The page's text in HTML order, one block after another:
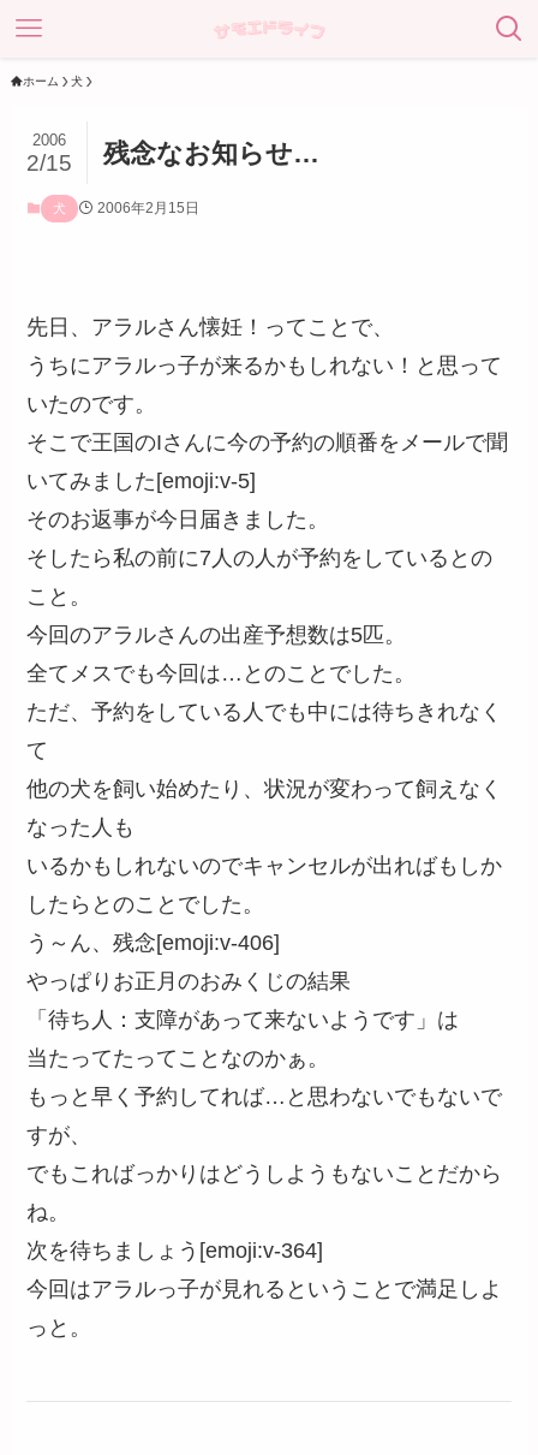
ホーム 犬
残念なお知らせ…
2006
2/15
犬 2006年2月15日
先日、アラルさん懐妊！ってことで、
うちにアラルっ子が来るかもしれない！と思って
いたのです。
そこで王国のIさんに今の予約の順番をメールで聞
いてみました[emoji:v-5]
そのお返事が今日届きました。
そしたら私の前に7人の人が予約をしているとの
こと。
今回のアラルさんの出産予想数は5匹。
全てメスでも今回は…とのことでした。
ただ、予約をしている人でも中には待ちきれなく
て
他の犬を飼い始めたり、状況が変わって飼えなく
なった人も
いるかもしれないのでキャンセルが出ればもしか
したらとのことでした。
う～ん、残念[emoji:v-406]
やっぱりお正月のおみくじの結果
「待ち人：支障があって来ないようです」は
当たってたってことなのかぁ。
もっと早く予約してれば…と思わないでもないで
すが、
でもこればっかりはどうしようもないことだから
ね。
次を待ちましょう[emoji:v-364]
今回はアラルっ子が見れるということで満足しよ
っと。